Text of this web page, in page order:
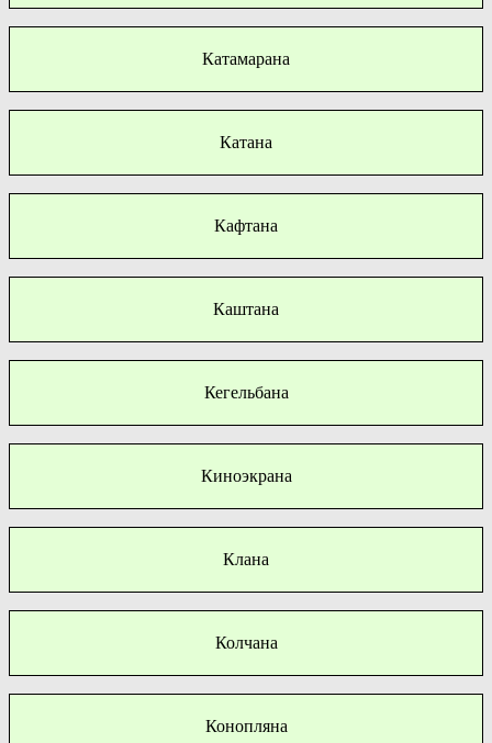
Катамарана
Катана
Кафтана
Каштана
Кегельбана
Киноэкрана
Клана
Колчана
Конопляна